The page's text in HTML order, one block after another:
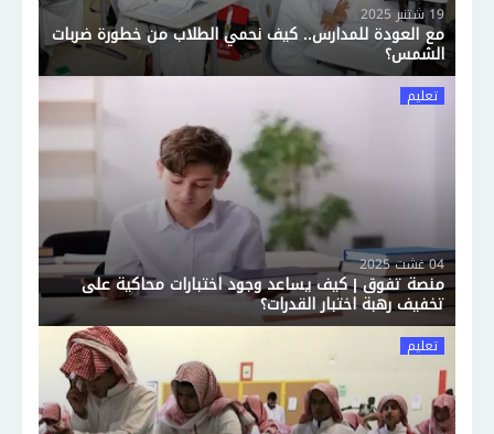
19 شتنبر 2025
مع العودة للمدارس.. كيف نحمي الطلاب من خطورة ضربات
الشمس؟
تعليم
04 غشت 2025
منصة تفوق | كيف يساعد وجود اختبارات محاكية على
تخفيف رهبة اختبار القدرات؟
تعليم